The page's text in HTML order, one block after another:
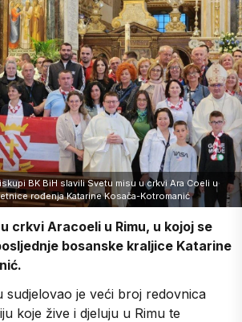
BK BiH slavili Svetu misu u crkvi Ara Coeli u
rođenja Katarine Kosača-Kotromanić
crkvi Aracoeli u Rimu, u kojoj se
bosanske kraljice Katarine
sudjelovao je veći broj redovnica
koje žive i djeluju u Rimu te